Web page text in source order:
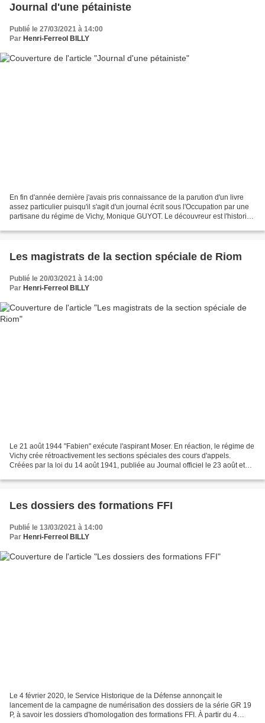
Journal d'une pétainiste
Publié le 27/03/2021 à 14:00
Par Henri-Ferreol BILLY
En fin d'année dernière j'avais pris connaissance de la parution d'un livre
assez particulier puisqu'il s'agit d'un journal écrit sous l'Occupation par une
partisane du régime de Vichy, Monique GUYOT. Le découvreur est l'historien
Les magistrats de la section spéciale de Riom
Publié le 20/03/2021 à 14:00
Par Henri-Ferreol BILLY
Le 21 août 1944 "Fabien" exécute l'aspirant Moser. En réaction, le régime de
Vichy crée rétroactivement les sections spéciales des cours d'appels.
Créées par la loi du 14 août 1941, publiée au Journal officiel le 23 août et
Les dossiers des formations FFI
Publié le 13/03/2021 à 14:00
Par Henri-Ferreol BILLY
Le 4 février 2020, le Service Historique de la Défense annonçait le
lancement de la campagne de numérisation des dossiers de la série GR 19
P, à savoir les dossiers d'homologation des formations FFI. À partir du 4